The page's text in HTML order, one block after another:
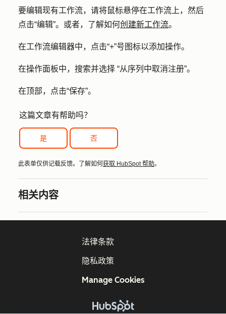
要编辑现有工作流，请将鼠标悬停在工作流 上，然后
点击“编辑”。或者，了解如何创建新工作流。
在工作流编辑器中，点击“+”号图标以添加操作。
在操作面板中，搜索并选择 “从序列中取消注册”。
在顶部，点击“保存”。
这篇文章有帮助吗？
是 否
此表单仅供记载反馈。了解如何 获取 HubSpot 帮助。
相关内容
法律条款
隐私政策
Manage Cookies